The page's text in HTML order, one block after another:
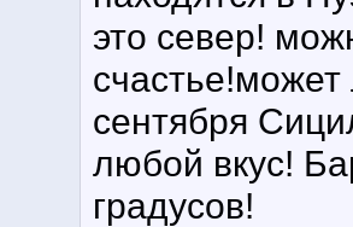
это север!
сентября
любой вкус!
градусов!